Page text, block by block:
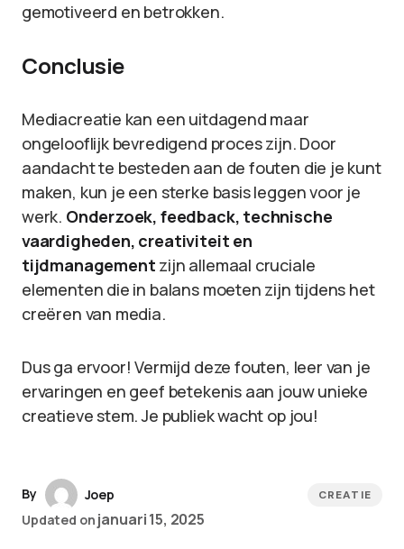
gemotiveerd en betrokken.
Conclusie
Mediacreatie kan een uitdagend maar
ongelooflijk bevredigend proces zijn. Door
aandacht te besteden aan de fouten die je kunt
maken, kun je een sterke basis leggen voor je
werk. Onderzoek, feedback, technische
vaardigheden, creativiteit en
tijdmanagement zijn allemaal cruciale
elementen die in balans moeten zijn tijdens het
creëren van media.
Dus ga ervoor! Vermijd deze fouten, leer van je
ervaringen en geef betekenis aan jouw unieke
creatieve stem. Je publiek wacht op jou!
By
Joep
Updated on januari 15, 2025
CREATIE